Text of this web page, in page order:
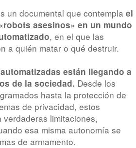
un documental que contempla el
asesinos» en un mundo
, en el que las
a quién matar o qué destruir.
están llegando a
de la sociedad. Desde los
hasta la protección de
de privacidad, estos
verdaderas limitaciones,
esa misma autonomía se
de armamento.